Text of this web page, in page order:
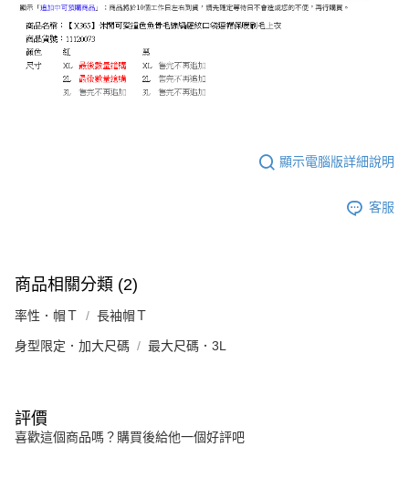
顯示電腦版詳細說明
客服
商品相關分類 (2)
率性．帽Ｔ 長袖帽Ｔ
身型限定．加大尺碼 最大尺碼．3L
評價
喜歡這個商品嗎？購買後給他一個好評吧